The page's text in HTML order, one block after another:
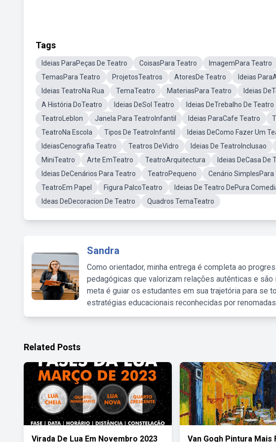
Tags
Ideias ParaPeças De Teatro CoisasPara Teatro ImagemPara Teatro
TemasPara Teatro
ProjetosTeatros AtoresDe Teatro Ideias
Ideias TeatroNa Rua
TemaTeatro MateriasPara Teatro Ideias
A História DoTeatro
Ideias DeSol Teatro Ideias DeTrebalho De Teatro
TeatroLeblon
Janela Para TeatroInfantil Ideias ParaCafe Teatro
TeatroNa Escola
Tipos De TeatroInfantil Ideias DeComo Fazer Um
IdeiasCenografia Teatro
Teatros DeVidro Ideias De TeatroInclusao
MiniTeatro
Arte EmTeatro TeatroArquitectura Ideias DeCasa De
Ideias DeCenários Para Teatro
TeatroPequeno Cenário SimplesPara
TeatroEm Papel
Figura PalcoTeatro Ideias De Teatro DePura
Ideas DeDecoracion De Teatro
Quadros TemaTeatro
Sandra
Como orientador, minha entrega é completa ao
pedagógicas que valorizam relações autênticas e
meta é guiar os estudantes em sua trajetória para se
estratégias educacionais reconhecidas por
Related Posts
Virada De Lua Em Novembro 2023 Van Gogh Pintura Mais